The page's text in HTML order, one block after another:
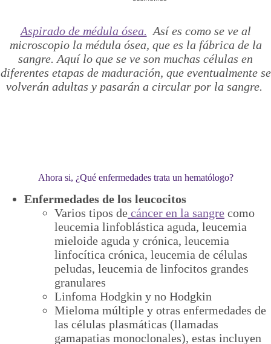
Aspirado de médula ósea. Así es como se ve al
microscopio la médula ósea, que es la fábrica de la
sangre. Aquí lo que se ve son muchas células en
diferentes etapas de maduración, que eventualmente se
volverán adultas y pasarán a circular por la sangre.
Ahora si, ¿Qué enfermedades trata un hematólogo?
Enfermedades de los leucocitos
Varios tipos de cáncer en la sangre como
leucemia linfoblástica aguda, leucemia
mieloide aguda y crónica, leucemia
linfocítica crónica, leucemia de células
peludas, leucemia de linfocitos grandes
granulares
Linfoma Hodgkin y no Hodgkin
Mieloma múltiple y otras enfermedades de
las células plasmáticas (llamadas
gamapatias monoclonales), estas incluyen